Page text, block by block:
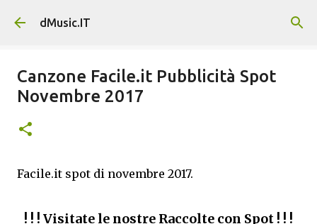
Passa ai contenuti principali
dMusic.IT
Canzone Facile.it Pubblicità Spot
Novembre 2017
Facile.it spot di novembre 2017.
! ! ! Visitate le nostre Raccolte con Spot ! ! !